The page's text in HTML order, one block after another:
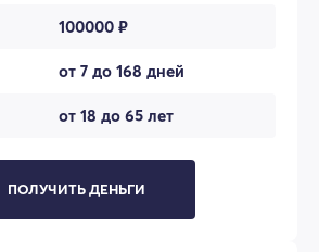
100000 ₽
от 7 до 168 дней
от 18 до 65 лет
ПОЛУЧИТЬ ДЕНЬГИ